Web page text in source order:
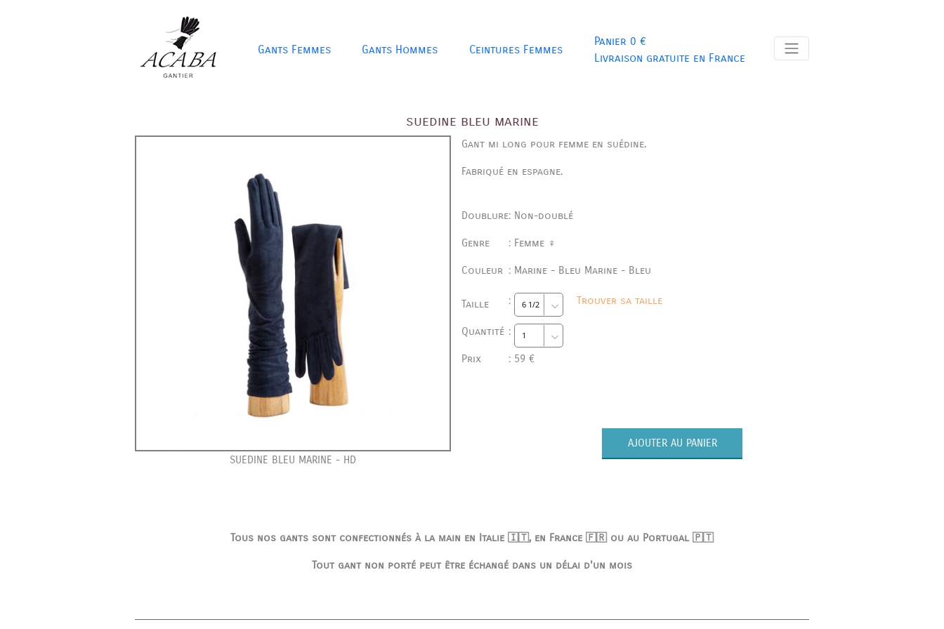
Gants Femmes Gants Hommes Ceintures Femmes
Panier 0 €
Livraison gratuite en France
suedine bleu marine
SUEDINE BLEU MARINE - HD
Gant mi long pour femme en suédine.
Fabriqué en espagne.
Doublure: Non-doublé
Genre : Femme ♀
Couleur : Marine - Bleu Marine - Bleu
Taille : Trouver sa taille
Quantité :
Prix : 59 €
AJOUTER AU PANIER
Tous nos gants sont confectionnés à la main en Italie 🇮🇹, en France 🇫🇷 ou au Portugal 🇵🇹
Tout gant non porté peut être échangé dans un délai d'un mois